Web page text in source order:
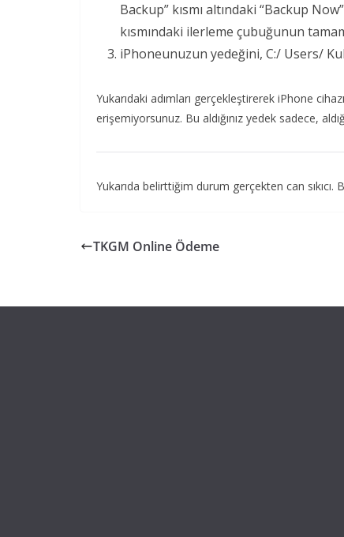
Backup” kısmı altındaki “Backup
kısmındaki ilerleme çubuğunun
iPhoneunuzun yedeğini, C:/ Users/
Yukarıdaki adımları gerçekleştirerek iPhone
erişemiyorsunuz. Bu aldığınız yedek sadece,
Yukarıda belirttiğim durum gerçekten can
TKGM Online Ödeme